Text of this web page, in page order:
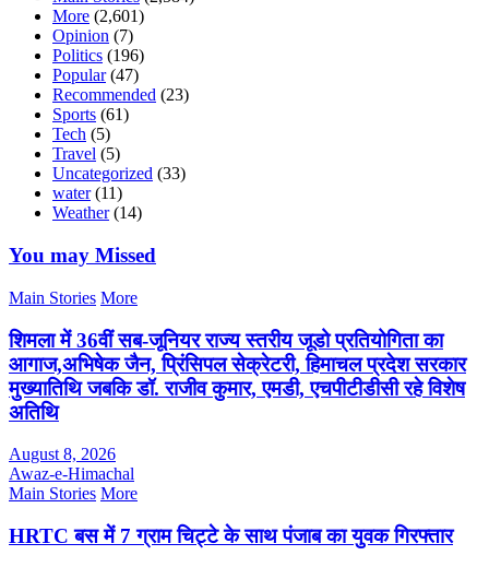
More (2,601)
Opinion (7)
Politics (196)
Popular(47)
Recommended (23)
Sports (61)
Tech (5)
Travel (5)
Uncategorized (33)
water(11)
Weather(14)
You may Missed
Main Stories More
शिमला में 36वीं सब-जूनियर राज्य स्तरीय जूडो प्रतियोगिता का
आगाज,अभिषेक जैन, प्रिंसिपल सेक्रेटरी, हिमाचल प्रदेश सरकार
मुख्यातिथि जबकि डॉ. राजीव कुमार, एमडी, एचपीटीडीसी रहे विशेष
अतिथि
August 8, 2026
Awaz-e-Himachal
Main Stories More
HRTC बस में 7 ग्राम चिट्टे के साथ पंजाब का युवक गिरफ्तार